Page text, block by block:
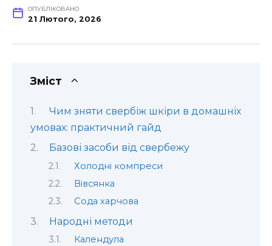
ОПУБЛІКОВАНО
21 Лютого, 2026
Зміст
Чим зняти свербіж шкіри в домашніх
умовах: практичний гайд
Базові засоби від свербежу
Холодні компреси
Вівсянка
Сода харчова
Народні методи
Календула